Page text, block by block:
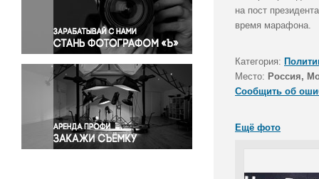
Правосудие
Происшествия и конфликты
Религия
Светская жизнь
Спорт
Экология
Экономика и бизнес
на пост
время марафона.
Категория:
Место: Россия,
Сообщить об
Ещё фото